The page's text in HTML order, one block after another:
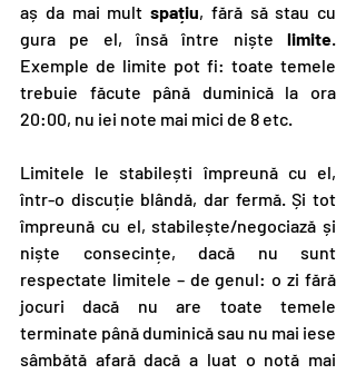
aș da mai mult spațiu, fără să stau cu
gura pe el, însă între niște limite.
Exemple de limite pot fi: toate temele
trebuie făcute până duminică la ora
20:00, nu iei note mai mici de 8 etc.
Limitele le stabilești împreună cu el,
într-o discuție blândă, dar fermă. Și tot
împreună cu el, stabilește/negociază și
niște consecințe, dacă nu sunt
respectate limitele – de genul: o zi fără
jocuri dacă nu are toate temele
terminate până duminică sau nu mai iese
sâmbătă afară dacă a luat o notă mai